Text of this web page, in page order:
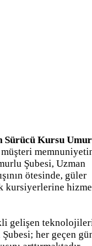
Sürücü Kursu
Şubesi, Uzman
ötesinde, güler
kursiyerlerine
gelişen
her geçen